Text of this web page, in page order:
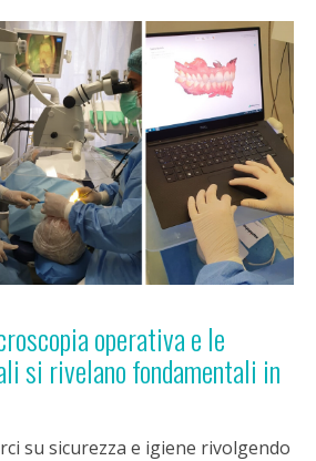
operativa e le
si rivelano fondamentali in
su sicurezza e igiene rivolgendo